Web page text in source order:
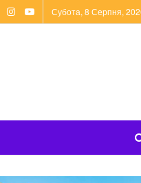
Субота, 8 Серпня,